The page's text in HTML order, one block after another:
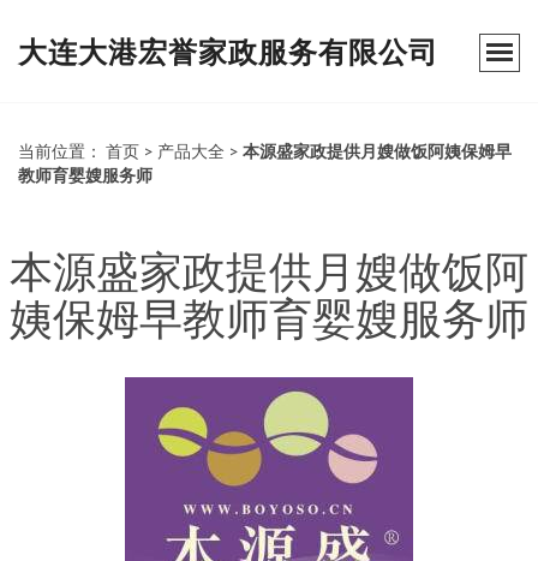
大连大港宏誉家政服务有限公司
当前位置： 首页 > 产品大全 > 本源盛家政提供月嫂做饭阿姨保姆早
教师育婴嫂服务师
本源盛家政提供月嫂做饭阿
姨保姆早教师育婴嫂服务师